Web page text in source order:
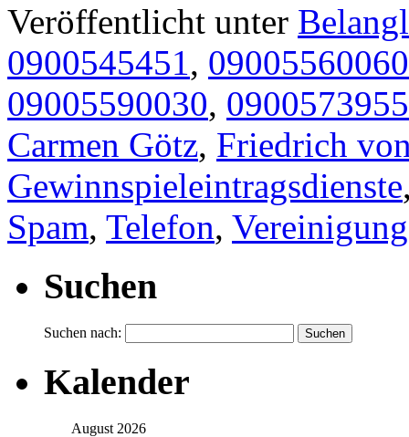
Veröffentlicht unter
0900545451, 09005560060
09005590030,
Carmen Götz, Friedrich
Gewinnspieleintragsdienste
Spam, Telefon, Vereinigung
Suchen
Suchen nach:
Kalender
August 2026